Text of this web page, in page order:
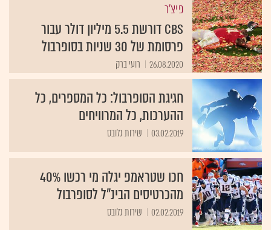
פיצ'ר
CBS דורשת 5.5 מיליון דולר עבור
פרסומת של 30 שניות בסופרבול
26.08.2020 רועי ברק
חגיגת הסופרבול: כל המספרים, כל
ההערכות, כל המרוויחים
03.02.2019 שירות גלובס
חכו שטראמפ יגלה מי רכשו 40%
מהכרטיסים הבינ"ל לסופרבול
02.02.2019 שירות גלובס